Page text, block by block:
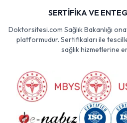
SERTİFİKA VE
Doktorsitesi.com Sağlık Bakanlığı
platformudur. Sertifikaları ile
sağlık hizmetlerine